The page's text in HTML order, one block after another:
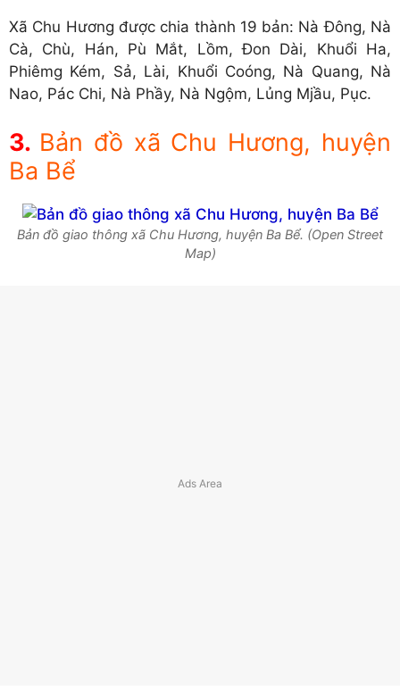
Xã Chu Hương được chia thành 19 bản: Nà Đông, Nà
Cà, Chù, Hán, Pù Mắt, Lồm, Đon Dài, Khuổi Ha,
Phiêmg Kém, Sả, Lài, Khuổi Coóng, Nà Quang, Nà
Nao, Pác Chi, Nà Phầy, Nà Ngộm, Lủng Mjầu, Pục.
Bản đồ xã Chu Hương, huyện
Ba Bể
Bản đồ giao thông xã Chu Hương, huyện Ba Bể. (Open Street
Map)